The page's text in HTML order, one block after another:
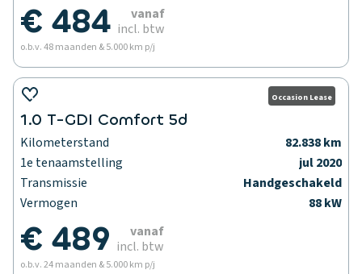
€ 484
vanaf
incl. btw
o.b.v. 48 maanden & 5.000 km p/j
Occasion Lease
1.0 T-GDI Comfort 5d
Kilometerstand
82.838 km
1e tenaamstelling
jul 2020
Transmissie
Handgeschakeld
Vermogen
88 kW
€ 489
vanaf
incl. btw
o.b.v. 24 maanden & 5.000 km p/j